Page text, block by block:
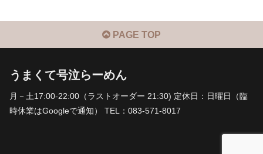
PAGE TOP
うまくて号泣らーめん
月－土17:00-22:00（ラストオーダー 21:30) 定休日：日曜日（臨
時休業はGoogleで通知） TEL：083-571-8017